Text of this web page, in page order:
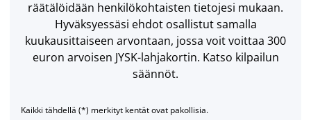
räätälöidään henkilökohtaisten tietojesi mukaan.
Hyväksyessäsi ehdot osallistut samalla
kuukausittaiseen arvontaan, jossa voit voittaa 300
euron arvoisen JYSK-lahjakortin. Katso kilpailun
säännöt.
Kaikki tähdellä (*) merkityt kentät ovat pakollisia.